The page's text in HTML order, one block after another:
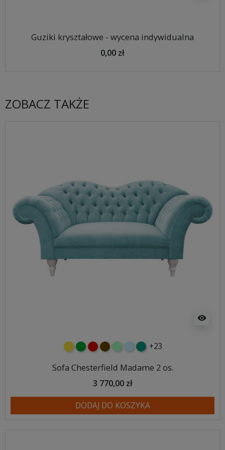
Guziki kryształowe - wycena indywidualna
0,00 zł
ZOBACZ TAKŻE
visibility
żółtyzielonyczerwony
czekoladowy
miętowybłękitny
turkusowy
+23
Sofa Chesterfield Madame 2 os.
3 770,00 zł
DODAJ DO KOSZYKA